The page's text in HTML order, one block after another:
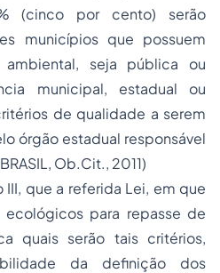
(cinco por cento) serão
municípios que possuem
ambiental, seja pública ou
municipal, estadual ou
de qualidade a serem
órgão estadual responsável
Ob.Cit., 2011)
que a referida Lei, em que
para repasse de
quais serão tais critérios,
da definição dos